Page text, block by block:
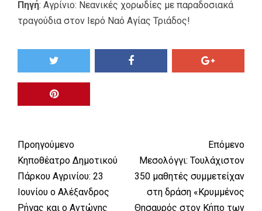
Πηγή: Αγρίνιο: Νεανικές χορωδίες με παραδοσιακά
τραγούδια στον Ιερό Ναό Αγίας Τριάδος!
Προηγούμενο
Κηποθέατρο Δημοτικού
Πάρκου Αγρινίου: 23
Ιουνίου ο Αλέξανδρος
Ρήγας και ο Αντώνης
Επόμενο
Μεσολόγγι: Τουλάχιστον
350 μαθητές συμμετείχαν
στη δράση «Κρυμμένος
Θησαυρός στον Κήπο των